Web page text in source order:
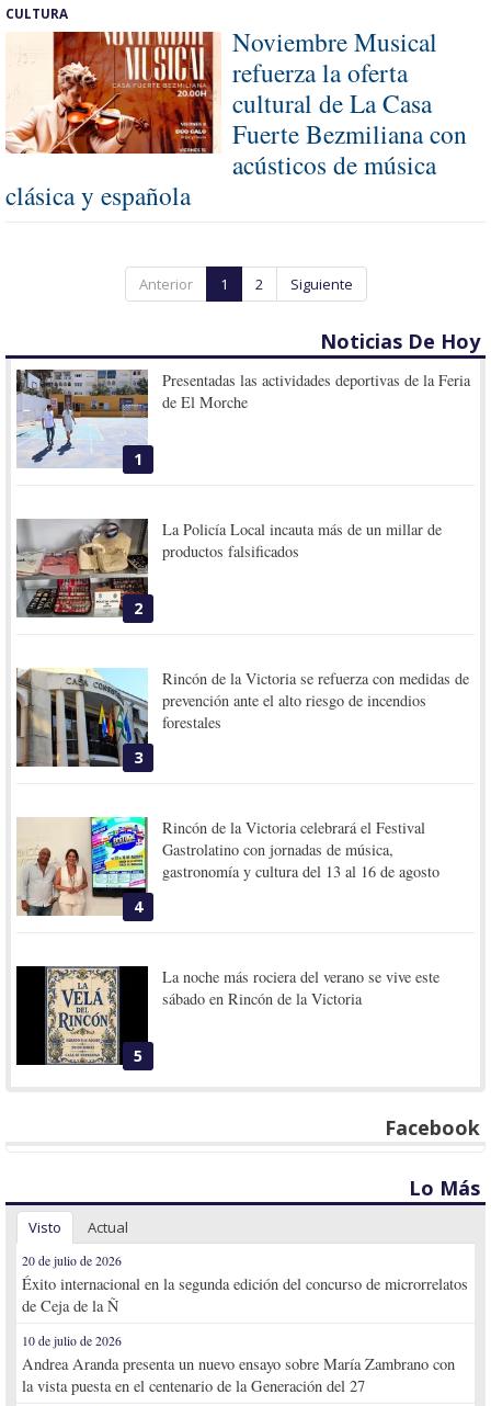
CULTURA
Noviembre Musical
refuerza la oferta
cultural de La Casa
Fuerte Bezmiliana con
acústicos de música
clásica y española
Anterior 1 2 Siguiente
Noticias De Hoy
1
Presentadas las actividades deportivas de la Feria
de El Morche
2
La Policía Local incauta más de un millar de
productos falsificados
3
Rincón de la Victoria se refuerza con medidas de
prevención ante el alto riesgo de incendios
forestales
4
Rincón de la Victoria celebrará el Festival
Gastrolatino con jornadas de música,
gastronomía y cultura del 13 al 16 de agosto
5
La noche más rociera del verano se vive este
sábado en Rincón de la Victoria
Facebook
Lo Más
Visto Actual
20 de julio de 2026
Éxito internacional en la segunda edición del concurso de microrrelatos
de Ceja de la Ñ
10 de julio de 2026
Andrea Aranda presenta un nuevo ensayo sobre María Zambrano con
la vista puesta en el centenario de la Generación del 27